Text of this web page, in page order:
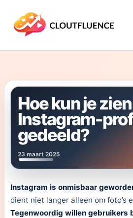
Hoe kun je
Instagram-
gedeeld?
23 maart 2025
Instagram is onmisbaar
dient niet langer alleen om foto’s
Tegenwoordig willen gebruikers